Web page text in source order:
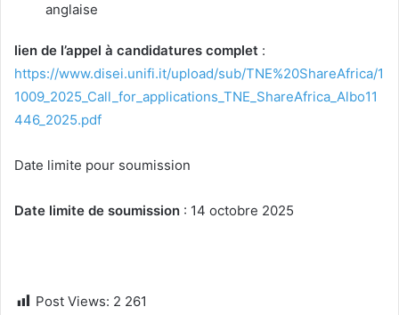
anglaise
lien de l’appel à candidatures complet :
https://www.disei.unifi.it/upload/sub/TNE%20ShareAfrica/1
1009_2025_Call_for_applications_TNE_ShareAfrica_Albo11
446_2025.pdf
Date limite pour soumission
Date limite de soumission : 14 octobre 2025
Post Views: 2 261